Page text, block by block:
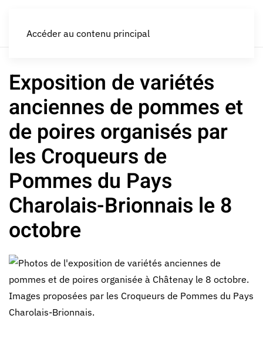
Accéder au contenu principal
Exposition de variétés
anciennes de pommes et
de poires organisés par
les Croqueurs de
Pommes du Pays
Charolais-Brionnais le 8
octobre